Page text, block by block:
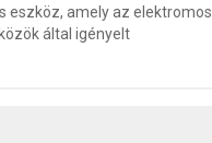
eszköz, amely az elektromos
által igényelt